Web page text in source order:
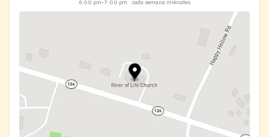
6:00 pm–7:00 pm cada semana miércoles